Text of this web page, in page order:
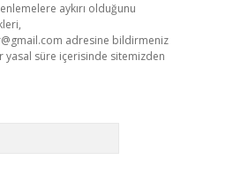
aykırı olduğunu
adresine bildirmeniz
yasal süre içerisinde sitemizden